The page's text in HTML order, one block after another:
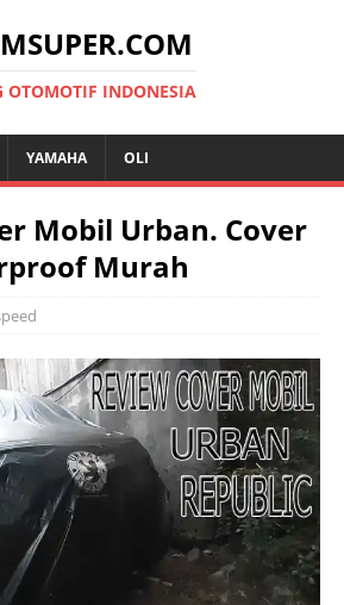
OTOMOTIF INDONESIA
YAMAHA OLI
Mobil Urban. Cover
Murah